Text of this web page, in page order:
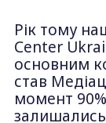
Рік тому
Center
основним
став
момент
залишались